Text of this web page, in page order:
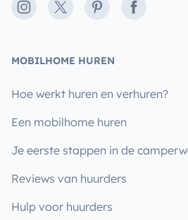
Instagram
X PinterestFacebook
MOBILHOME HUREN
Hoe werkt huren en verhuren?
Een mobilhome huren
Je eerste stappen in de
Reviews van huurders
Hulp voor huurders